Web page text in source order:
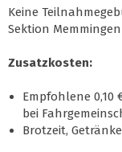
Keine
Sektion
Zusatzkosten:
Empfohlene
bei
Brotzeit,